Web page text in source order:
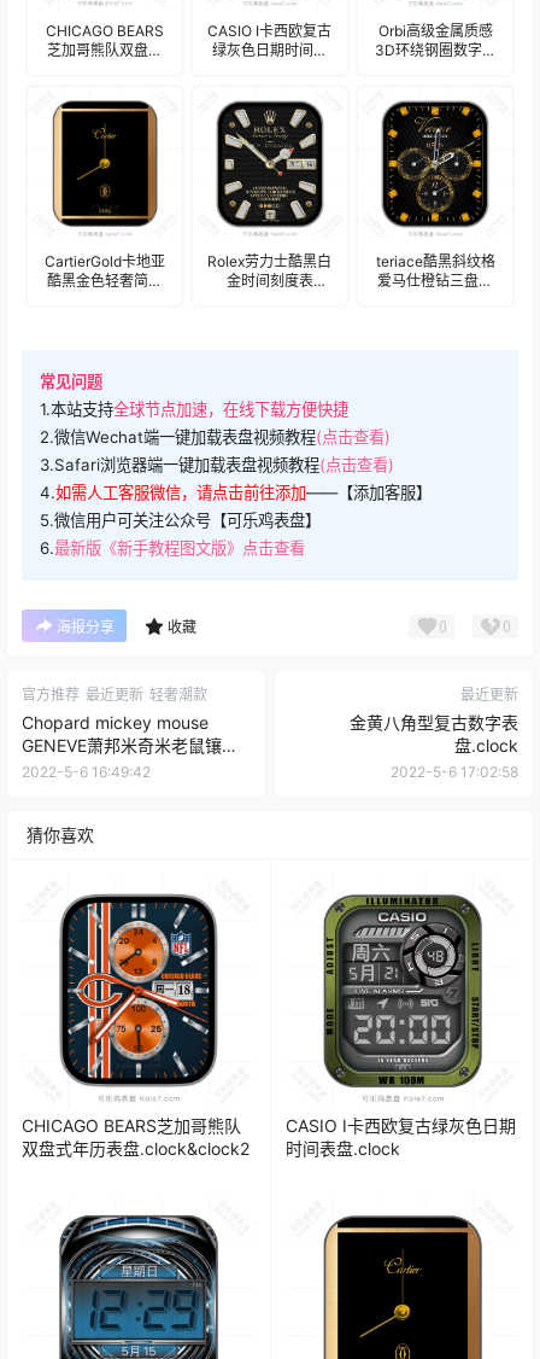
CHICAGO BEARS
芝加哥熊队双盘式
CASIO I卡西欧复古
绿灰色日期时间表
Orbi高级金属质感
3D环绕钢圈数字年
CartierGold卡地亚
酷黑金色轻奢简约
Rolex劳力士酷黑白
金时间刻度表
teriace酷黑斜纹格
爱马仕橙钻三盘式
常见问题
1.本站支持全球节点加速，在线下载方便快捷
2.微信Wechat端一键加载表盘视频教程(点击查看)
3.Safari浏览器端一键加载表盘视频教程(点击查看)
4.如需人工客服微信，请点击前往添加——【添加客服】
5.微信用户可关注公众号【可乐鸡表盘】
6.最新版《新手教程图文版》点击查看
海报分享 收藏 0 0
官方推荐 最近更新 轻奢潮款
Chopard mickey mouse
GENEVE萧邦米奇米老鼠镶钻
镭射苹果表盘.clock 17072
2022-5-6 16:49:42
最近更新
金黄八角型复古数字表
盘.clock
2022-5-6 17:02:58
猜你喜欢
CHICAGO BEARS芝加哥熊队
双盘式年历表盘.clock&clock2
CASIO I卡西欧复古绿灰色日期
时间表盘.clock